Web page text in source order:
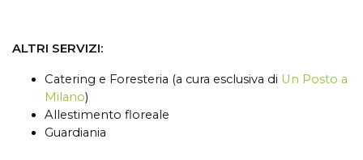
ALTRI SERVIZI:
Catering e Foresteria (a cura esclusiva di Un Posto a
Milano)
Allestimento floreale
Guardiania